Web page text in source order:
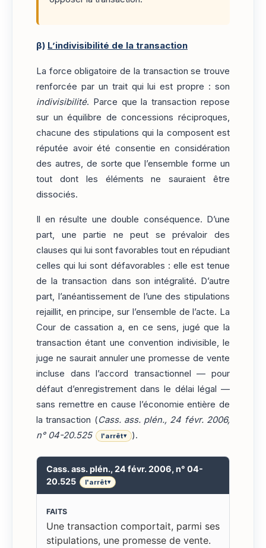
β) L’indivisibilité de la transaction
La force obligatoire de la transaction se trouve
renforcée par un trait qui lui est propre : son
indivisibilité. Parce que la transaction repose
sur un équilibre de concessions réciproques,
chacune des stipulations qui la composent est
réputée avoir été consentie en considération
des autres, de sorte que l’ensemble forme un
tout dont les éléments ne sauraient être
dissociés.
Il en résulte une double conséquence. D’une
part, une partie ne peut se prévaloir des
clauses qui lui sont favorables tout en répudiant
celles qui lui sont défavorables : elle est tenue
de la transaction dans son intégralité. D’autre
part, l’anéantissement de l’une des stipulations
rejaillit, en principe, sur l’ensemble de l’acte. La
Cour de cassation a, en ce sens, jugé que la
transaction étant une convention indivisible, le
juge ne saurait annuler une promesse de vente
incluse dans l’accord transactionnel — pour
défaut d’enregistrement dans le délai légal —
sans remettre en cause l’économie entière de
la transaction (Cass. ass. plén., 24 févr. 2006,
n° 04-20.525
l'arrêt▾ ).
Cass. ass. plén., 24 févr. 2006, n° 04-
20.525
l'arrêt▾
FAITS
Une transaction comportait, parmi ses
stipulations, une promesse de vente.